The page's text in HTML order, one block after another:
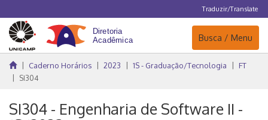
Traduzir/Translate
Navegação
Busca / Menu
Caderno Horários 2023 1S - Graduação/Tecnologia
FT
SI304
SI304 - Engenharia de Software II -